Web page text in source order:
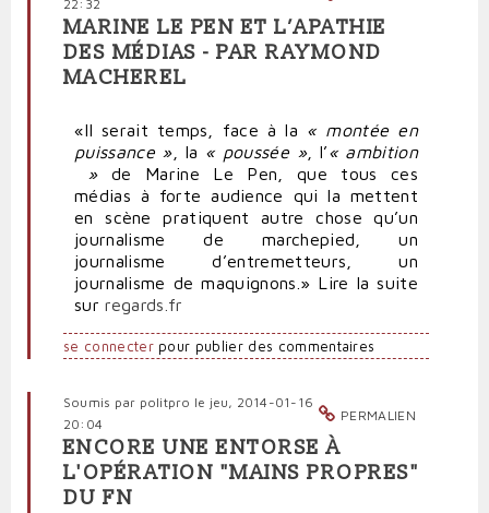
22:32
MARINE LE PEN ET L’APATHIE
DES MÉDIAS - PAR RAYMOND
MACHEREL
«Il serait temps, face à la « montée en
puissance », la « poussée », l’« ambition
»de Marine Le Pen, que tous ces
médias à forte audience qui la mettent
en scène pratiquent autre chose qu’un
journalisme de marchepied, un
journalisme d’entremetteurs, un
journalisme de maquignons.» Lire la suite
surregards.fr
se connecterpour publier des commentaires
PERMALIEN
Soumis par politpro le jeu, 2014-01-16
20:04
ENCORE UNE ENTORSE À
L'OPÉRATION "MAINS PROPRES"
DU FN